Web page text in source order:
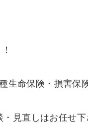
生命保険・損害保
・見直しはお任せ下